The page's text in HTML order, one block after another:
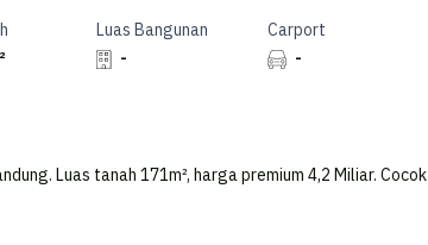
Luas Bangunan
-
Carport
-
Luas tanah 171m², harga premium 4,2 Miliar. Cocok